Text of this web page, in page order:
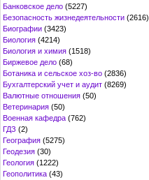
Банковское дело (5227)
Безопасность жизнедеятельности (2616)
Биографии (3423)
Биология (4214)
Биология и химия (1518)
Биржевое дело (68)
Ботаника и сельское хоз-во (2836)
Бухгалтерский учет и аудит (8269)
Валютные отношения (50)
Ветеринария (50)
Военная кафедра (762)
ГДЗ (2)
География (5275)
Геодезия (30)
Геология (1222)
Геополитика (43)